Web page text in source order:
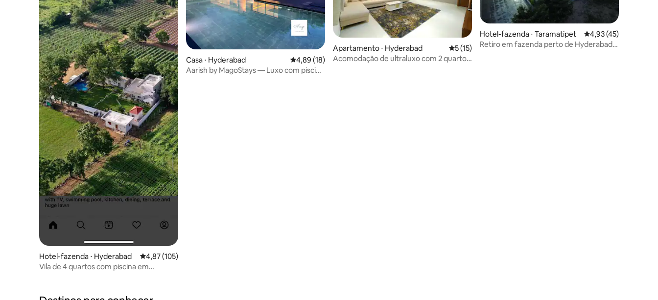
Hotel-fazenda ⋅ Hyderabad 4,87 de uma avaliação média de 5, 105 avaliações
4,87 (105)
Vila de 4 quartos com piscina em
Casa ⋅ Hyderabad 4,89 de uma avaliação média de 5, 18 avaliações
4,89 (18)
Aarish by MagoStays — Luxo com piscina
Apartamento ⋅ Hyderabad 5 de uma avaliação média de 5, 15 avaliações
5 (15)
Acomodação de ultraluxo com 2 quartos
Hotel-fazenda ⋅ Taramatipet 4,93 de uma
4,93 (45)
Retiro em fazenda perto de Hyderabad: